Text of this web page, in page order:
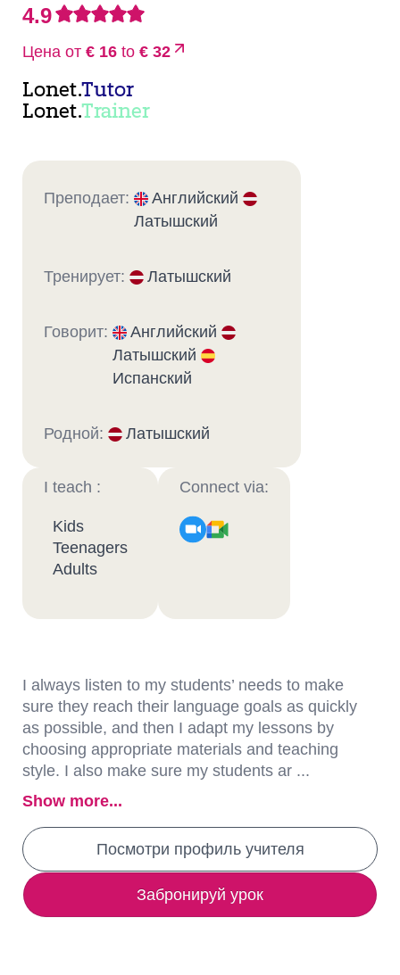
4.9
Цена от € 16 to € 32
Lonet.Tutor
Lonet.Trainer
Преподает:
Английский
Латышский
Тренирует: Латышский
Говорит:
Английский
Латышский
Испанский
Родной: Латышский
I teach :
Kids
Teenagers
Adults
Connect via:
I always listen to my students’ needs to make
sure they reach their language goals as quickly
as possible, and then I adapt my lessons by
choosing appropriate materials and teaching
style. I also make sure my students ar ...
Show more...
Посмотри профиль учителя
Забронируй урок